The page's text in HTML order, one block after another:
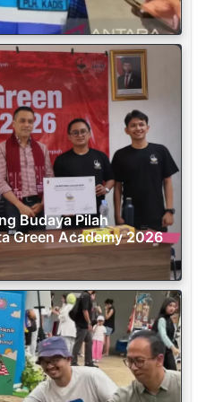
Budaya Pilah
Green Academy 2026